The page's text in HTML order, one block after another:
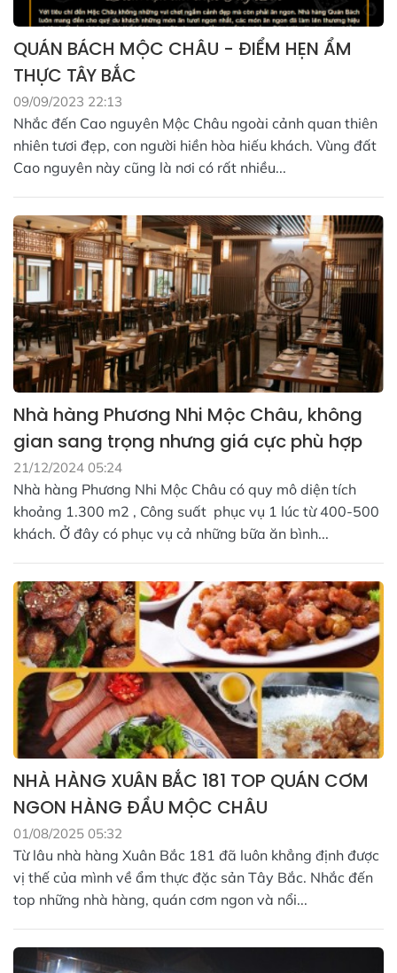
QUÁN BÁCH MỘC CHÂU - ĐIỂM HẸN ẨM
THỰC TÂY BẮC
09/09/2023 22:13
Nhắc đến Cao nguyên Mộc Châu ngoài cảnh quan thiên
nhiên tươi đẹp, con người hiền hòa hiếu khách. Vùng đất
Cao nguyên này cũng là nơi có rất nhiều...
Nhà hàng Phương Nhi Mộc Châu, không
gian sang trọng nhưng giá cực phù hợp
21/12/2024 05:24
Nhà hàng Phương Nhi Mộc Châu có quy mô diện tích
khoảng 1.300 m2 , Công suất phục vụ 1 lúc từ 400-500
khách. Ở đây có phục vụ cả những bữa ăn bình...
NHÀ HÀNG XUÂN BẮC 181 TOP QUÁN CƠM
NGON HÀNG ĐẦU MỘC CHÂU
01/08/2025 05:32
Từ lâu nhà hàng Xuân Bắc 181 đã luôn khẳng định được
vị thế của mình về ẩm thực đặc sản Tây Bắc. Nhắc đến
top những nhà hàng, quán cơm ngon và nổi...